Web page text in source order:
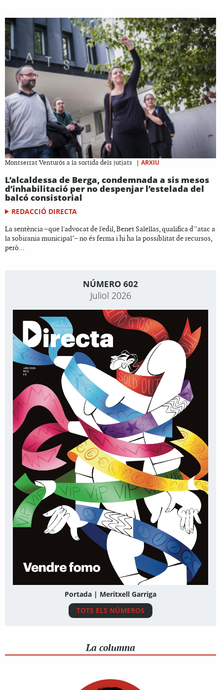
Montserrat Venturós a la sortida dels jutjats | ARXIU
L’alcaldessa de Berga, condemnada a sis mesos
d’inhabilitació per no despenjar l’estelada del
balcó consistorial
REDACCIÓ DIRECTA
La sentència –que l'advocat de l'edil, Benet Salellas, qualifica d'"atac a
la sobirania municipal"– no és ferma i hi ha la possiblitat de recursos,
però...
NÚMERO 602
Juliol 2026
Portada | Meritxell Garriga
TOTS ELS NÚMEROS
La columna